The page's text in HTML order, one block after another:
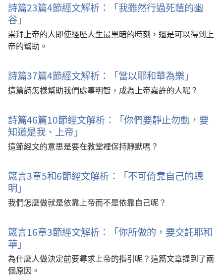
詩篇23篇4節經文解析：「我雖然行過死蔭的幽
谷」
崇拜上帝的人即使經歷人生最黑暗的時刻，還是可以得到上
帝的幫助。
詩篇37篇4節經文解析：「當以耶和華為樂」
這篇詩怎樣幫助我們處事明智，成為上帝嘉許的人呢？
詩篇46篇10節經文解析：「你們要靜止勿動，要
知道是我、上帝」
這節經文的意思是要在教堂裡保持靜默嗎？
箴言3章5和6節經文解析：「不可倚靠自己的聰
明」
我們怎麼做就是依靠上帝而不是依靠自己呢？
箴言16章3節經文解析：「你所做的，要交託耶和
華」
為什麼人做決定前要尋求上帝的指引呢？這篇文章提到了兩
個原因。